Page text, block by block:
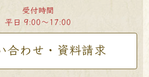
受付時間
平日 9:00〜17:00
合わせ・資料請求